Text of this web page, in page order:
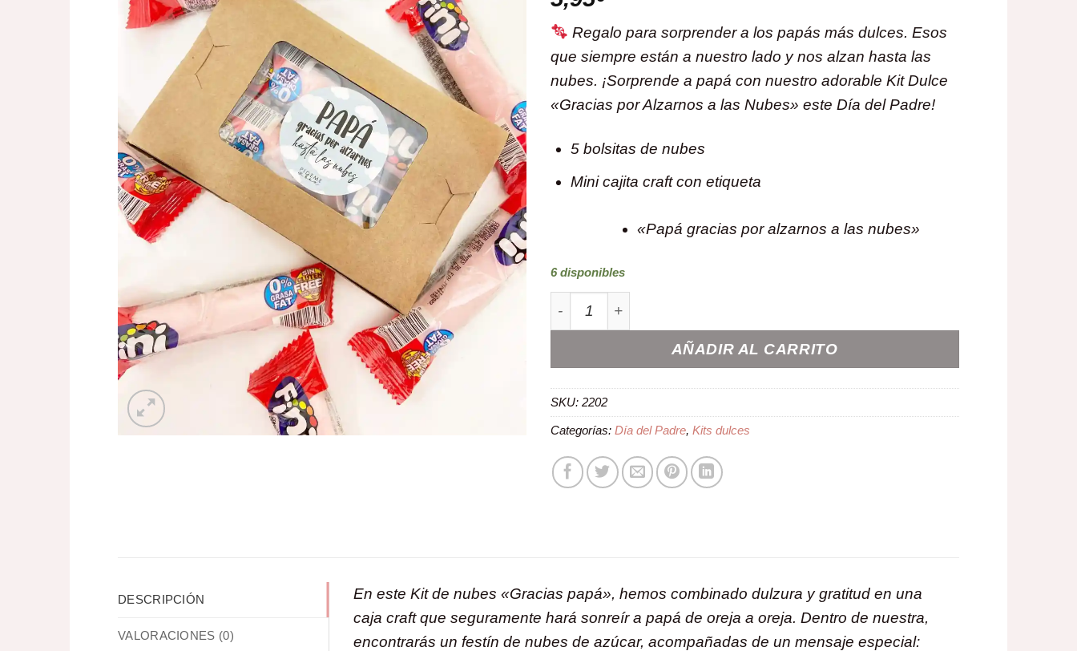
Regalo para sorprender a los papás más dulces. Esos
que siempre están a nuestro lado y nos alzan hasta las
nubes. ¡Sorprende a papá con nuestro adorable Kit Dulce
«Gracias por Alzarnos a las Nubes» este Día del Padre!
5 bolsitas de nubes
Mini cajita craft con etiqueta
«Papá gracias por alzarnos a las nubes»
6 disponibles
Kit de nubes "Gracias papá" cantidad
AÑADIR AL CARRITO
SKU: 2202
Categorías: Día del Padre, Kits dulces
DESCRIPCIÓN
VALORACIONES (0)
En este Kit de nubes «Gracias papá», hemos combinado dulzura y gratitud en una
caja craft que seguramente hará sonreír a papá de oreja a oreja. Dentro de nuestra,
encontrarás un festín de nubes de azúcar, acompañadas de un mensaje especial: